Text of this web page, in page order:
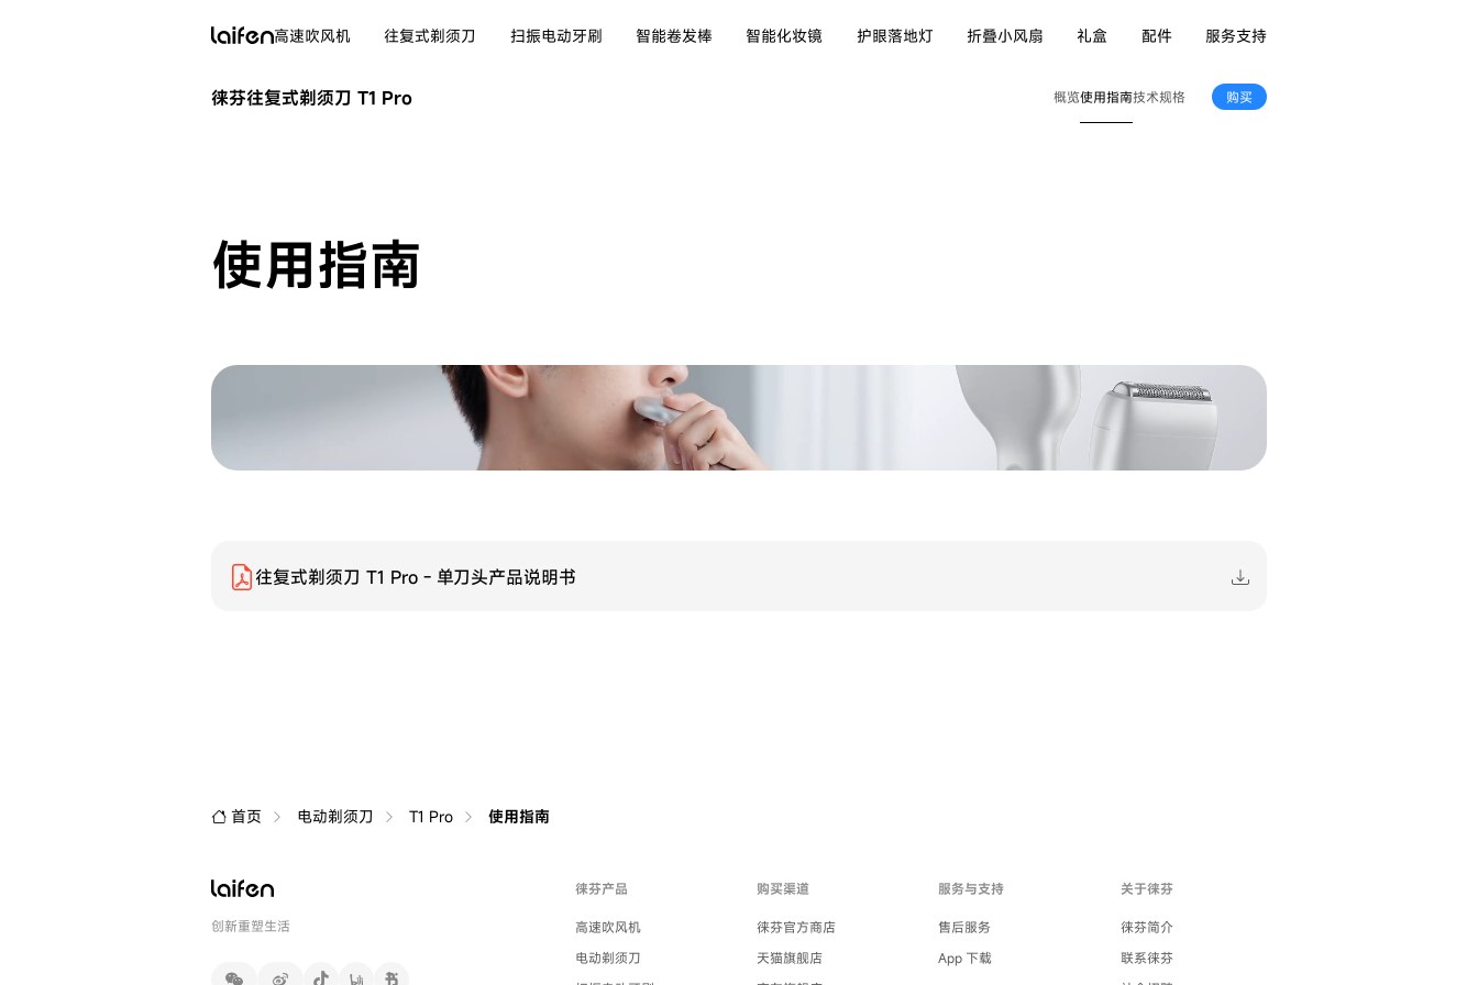
高速吹风机 往复式剃须刀 扫振电动牙刷 智能卷发棒 智能化妆镜 护眼落地灯 折叠小风扇 礼盒 配件 服务支持
徕芬往复式剃须刀 T1 Pro 概览使用指南技术规格 购买
使用指南
往复式剃须刀 T1 Pro - 单刀头产品说明书
首页 电动剃须刀 T1 Pro 使用指南
创新重塑生活
徕芬产品
高速吹风机
电动剃须刀
购买渠道
徕芬官方商店
天猫旗舰店
服务与支持
售后服务
App 下载
关于徕芬
徕芬简介
联系徕芬